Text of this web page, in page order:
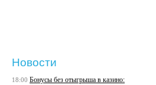
Новости
18:00 Бонусы без отыгрыша в казино: